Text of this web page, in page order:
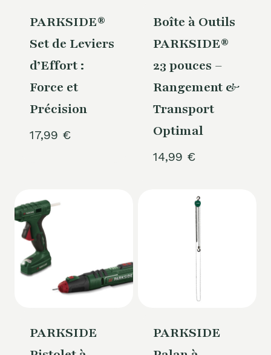
PARKSIDE®
Set de Leviers
d’Effort :
Force et
Précision
17,99 €
Boîte à Outils
PARKSIDE®
23 pouces –
Rangement &
Transport
Optimal
14,99 €
PARKSIDE
PARKSIDE